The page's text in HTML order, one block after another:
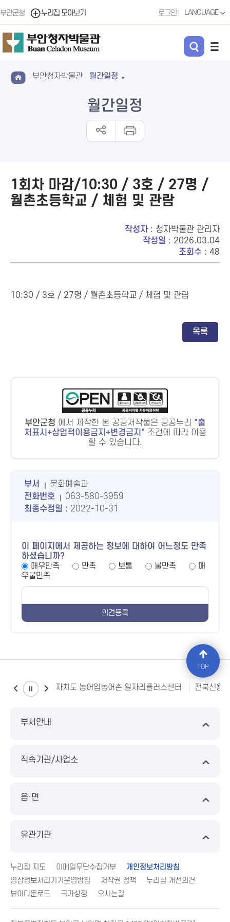
부안군청 누리집 모아보기 로그인 LANGUAGE
부안청자박물관 월간일정
월간일정
1회차 마감/10:30 / 3호 / 27명 /
월촌초등학교 / 체험 및 관람
작성자: 청자박물관 관리자
작성일 : 2026.03.04
조회수 : 48
10:30 / 3호 / 27명 / 월촌초등학교 / 체험 및 관람
목록
부안군청 에서 제작한 본 공공저작물은 공공누리
출
처표시+상업적이용금지+변경금지
조건에 따라 이용
할 수 있습니다.
부서
문화예술과
전화번호
063-580-3959
최종수정일 : 2022-10-31
이 페이지에서 제공하는 정보에 대하여 어느정도 만족
하셨습니까?
매우만족
만족 보통 불만족
매
우불만족
전북특별자치도 농어업농어촌 일자리플러스센터 전북신용
부서안내
직속기관/사업소
읍·면
유관기관
누리집 지도 이메일무단수집거부
개인정보처리방침
영상정보처리기기운영방침
저작권 정책
누리집 개선의견
뷰어다운로드
국가상징 오시는길
TOP